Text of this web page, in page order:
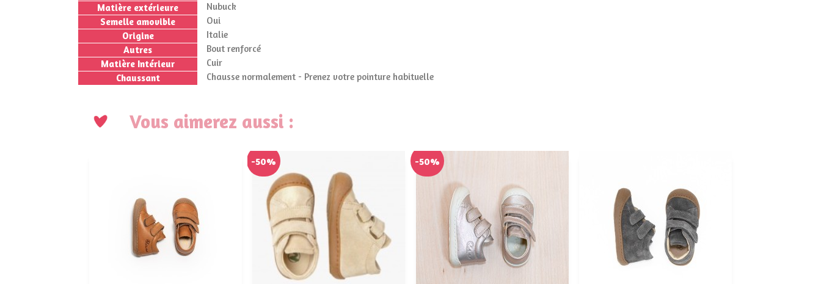
Matière extérieure
Nubuck
Semelle amovible
Oui
Origine
Italie
Autres
Bout renforcé
Matière Intérieur
Cuir
Chaussant
Chausse normalement - Prenez votre pointure habituelle
Vous aimerez aussi :
-50% -50%